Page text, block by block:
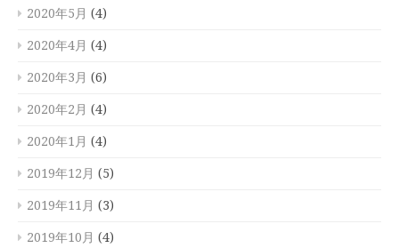
2020年5月 (4)
2020年4月 (4)
2020年3月 (6)
2020年2月 (4)
2020年1月 (4)
2019年12月 (5)
2019年11月 (3)
2019年10月 (4)